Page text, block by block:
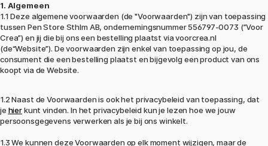
1. Algemeen
1.1 Deze algemene voorwaarden (de "Voorwaarden") zijn van toepassing
tussen Pen Store Sthlm AB, ondernemingsnummer 556797-0073 (”Voor
Crea”) en jij die bij ons een bestelling plaatst viavoorcrea.nl
(de“Website”). De voorwaarden zijn enkel van toepassing op jou, de
consument die een bestelling plaatst en bijgevolg een product van ons
koopt via de Website.
1.2 Naast de Voorwaarden is ook het privacybeleid van toepassing, dat
je hierkunt vinden. In het privacybeleid kun je lezen hoe we jouw
persoonsgegevens verwerken als je bij ons winkelt.
1.3 We kunnen deze Voorwaarden op elk moment wijzigen, maar de